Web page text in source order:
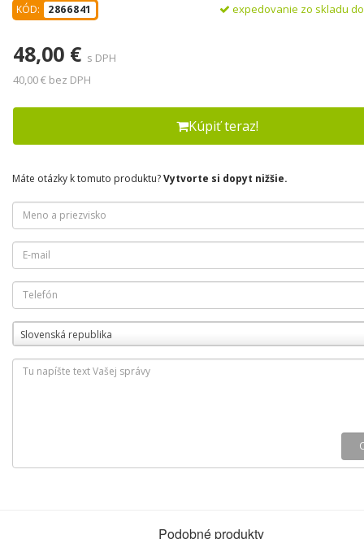
KÓD: 2866841 expedovanie zo skladu
48,00 € s DPH
40,00 € bez DPH
Kúpiť teraz!
Máte otázky k tomuto produktu?Vytvorte si dopyt nižšie.
Slovenská republika
Podobné produkty